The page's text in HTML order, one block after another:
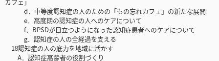
d．中等度認知症の人のための「もの忘れカフェ」の新たな展開
e．高度期の認知症の人へのケアについて
f．BPSDが目立つようになった認知症患者へのケアについて
g．認知症の人の全経過を支える
18認知症の人の底力を地域に活かす
A．認知症高齢者の役割づくり